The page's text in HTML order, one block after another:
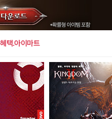
혜택.아이마트